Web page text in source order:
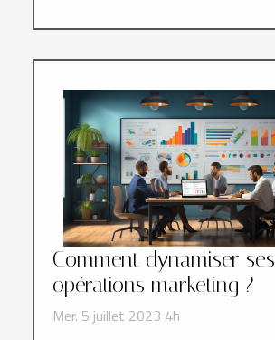
Comment dynamiser ses
opérations marketing ?
Mer. 5 juillet 2023 4h